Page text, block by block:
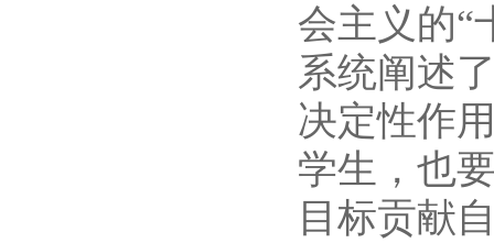
会主义的“
系统阐述
决定性作
学生，也
目标贡献